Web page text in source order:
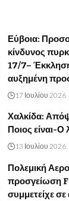
Εύβοια:
κίνδυνος
17/7–
αυξημένη
17 Ιουλίου 2026
Χαλκίδα:
Ποιος είναι-Ο
13 Ιουλίου 2026
Πολεμική
προσγείωση
συμμετείχε